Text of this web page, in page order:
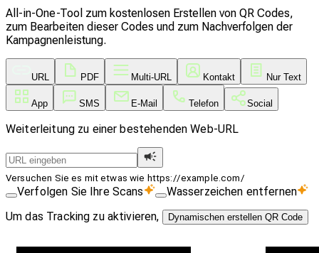
All-in-One-Tool zum kostenlosen Erstellen von QR Codes,
zum Bearbeiten dieser Codes und zum Nachverfolgen der
Kampagnenleistung.
URL PDF Multi-URL Kontakt Nur Text
App SMS E-Mail Telefon Social
Weiterleitung zu einer bestehenden Web-URL
Versuchen Sie es mit etwas wie https://example.com/
Verfolgen Sie Ihre Scans
Wasserzeichen entfernen
Um das Tracking zu aktivieren,
Dynamischen erstellen QR Code